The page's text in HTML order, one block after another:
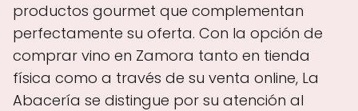
productos gourmet que complementan
perfectamente su oferta. Con la opción de
comprar vino en Zamora tanto en tienda
física como a través de su venta online, La
Abacería se distingue por su atención al